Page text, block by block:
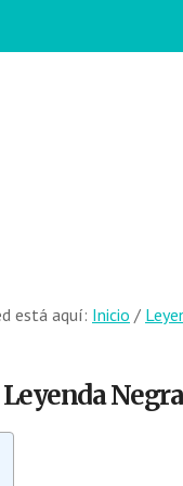
está aquí: Inicio /
Leyenda